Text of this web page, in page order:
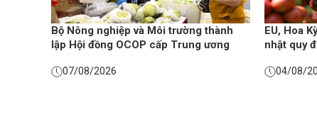
Bộ Nông nghiệp và Môi trường thành
lập Hội đồng OCOP cấp Trung ương
07/08/2026
EU, Hoa
nhật quy
04/08/